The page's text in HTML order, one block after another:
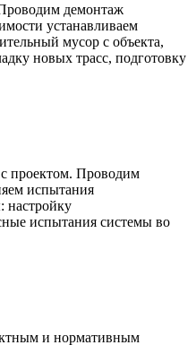
демонтаж
устанавливаем
мусор с объекта,
новых трасс, подготовку
с проектом. Проводим
испытания
настройку
испытания системы во
и нормативным